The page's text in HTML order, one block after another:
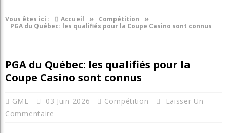
Vous êtes ici : Accueil » Compétition »
PGA du Québec: les qualifiés pour la Coupe Casino sont connus
PGA du Québec: les qualifiés pour la
Coupe Casino sont connus
GML 03 Juin 2026 Compétition
Laisser Un
Commentaire